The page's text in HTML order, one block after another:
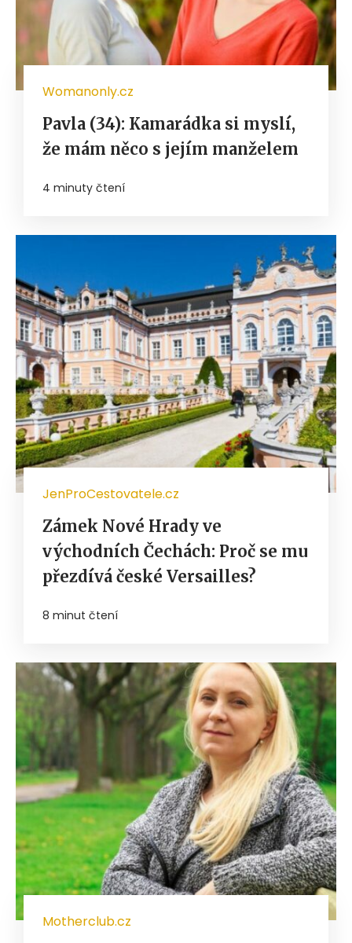
Womanonly.cz
Pavla (34): Kamarádka si myslí,
že mám něco s jejím manželem
4 minuty čtení
JenProCestovatele.cz
Zámek Nové Hrady ve
východních Čechách: Proč se mu
přezdívá české Versailles?
8 minut čtení
Motherclub.cz